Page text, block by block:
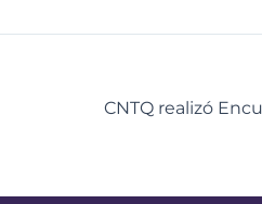
CNTQ realizó